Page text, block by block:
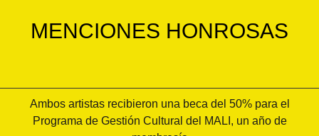
MENCIONES HONROSAS
Ambos artistas recibieron una beca del 50% para el
Programa de Gestión Cultural del MALI, un año de